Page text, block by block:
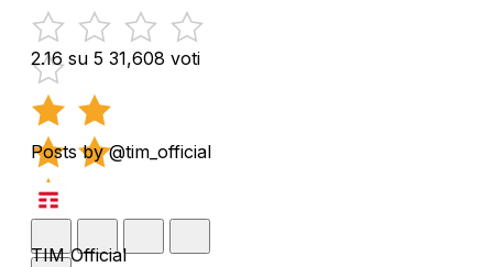
2.16 su 5 31,608 voti
Posts by @tim_official
TIM Official